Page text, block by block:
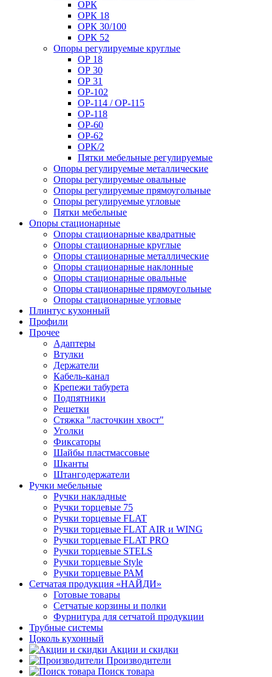
ОРК
ОРК 18
ОРК 30/100
ОРК 52
Опоры регулируемые круглые
ОР 18
ОР 30
ОР 31
ОР-102
ОР-114 / ОР-115
ОР-118
ОР-60
ОР-62
ОРК/2
Пятки мебельные регулируемые
Опоры регулируемые металлические
Опоры регулируемые овальные
Опоры регулируемые прямоугольные
Опоры регулируемые угловые
Пятки мебельные
Опоры стационарные
Опоры стационарные квадратные
Опоры стационарные круглые
Опоры стационарные металлические
Опоры стационарные наклонные
Опоры стационарные овальные
Опоры стационарные прямоугольные
Опоры стационарные угловые
Плинтус кухонный
Профили
Прочее
Адаптеры
Втулки
Держатели
Кабель-канал
Крепежи табурета
Подпятники
Решетки
Стяжка "ласточкин хвост"
Уголки
Фиксаторы
Шайбы пластмассовые
Шканты
Штангодержатели
Ручки мебельные
Ручки накладные
Ручки торцевые 75
Ручки торцевые FLAT
Ручки торцевые FLAT AIR и WING
Ручки торцевые FLAT PRO
Ручки торцевые STELS
Ручки торцевые Style
Ручки торцевые РАМ
Сетчатая продукция «НАЙДИ»
Готовые товары
Сетчатые корзины и полки
Фурнитура для сетчатой продукции
Трубные системы
Цоколь кухонный
Акции и скидки
Производители
Поиск товара